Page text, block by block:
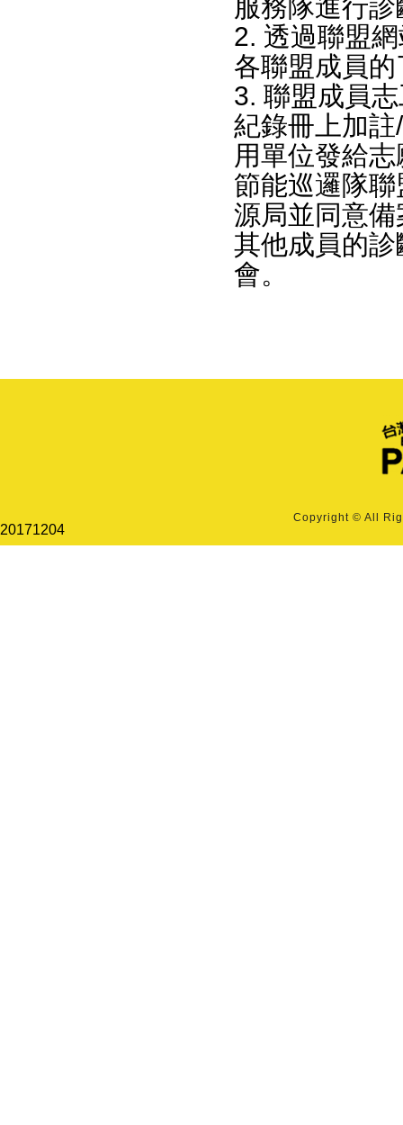
服務隊進行
2. 透過聯盟
各聯盟成員
3. 聯盟成員
紀錄冊上加
用單位發給
節能巡邏隊
源局並同意
其他成員的
會。
Copyright © All
20171204